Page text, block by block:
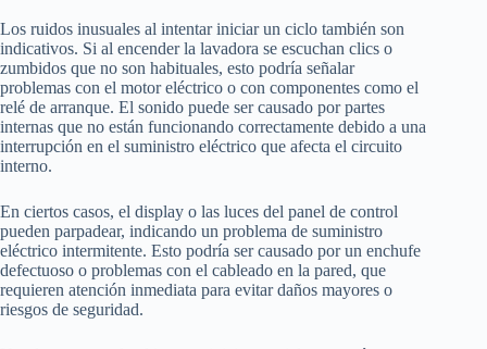
Los ruidos inusuales al intentar iniciar un ciclo también son
indicativos. Si al encender la lavadora se escuchan clics o
zumbidos que no son habituales, esto podría señalar
problemas con el motor eléctrico o con componentes como el
relé de arranque. El sonido puede ser causado por partes
internas que no están funcionando correctamente debido a una
interrupción en el suministro eléctrico que afecta el circuito
interno.
En ciertos casos, el display o las luces del panel de control
pueden parpadear, indicando un problema de suministro
eléctrico intermitente. Esto podría ser causado por un enchufe
defectuoso o problemas con el cableado en la pared, que
requieren atención inmediata para evitar daños mayores o
riesgos de seguridad.